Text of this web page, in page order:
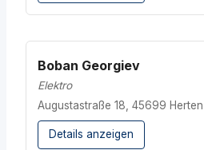
Boban Georgiev
Elektro
Augustastraße 18, 45699 Herten
Details anzeigen